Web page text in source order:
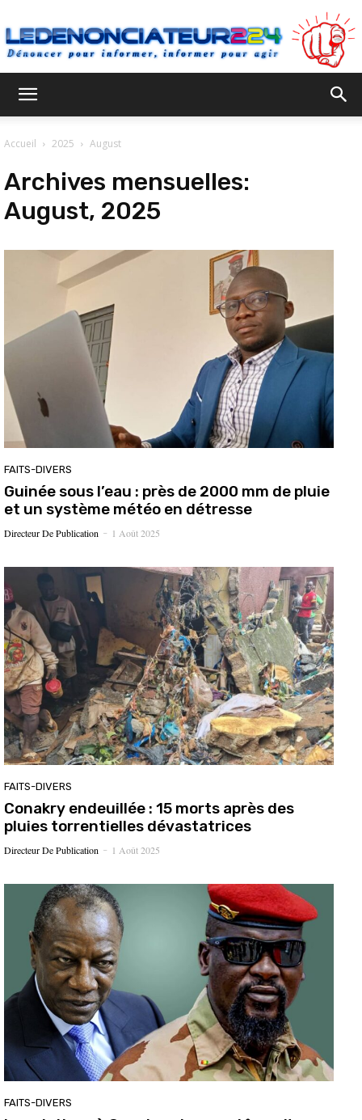
Accueil 2025 August
Archives mensuelles:
August, 2025
FAITS-DIVERS
Guinée sous l’eau : près de 2000 mm de pluie
et un système météo en détresse
Directeur De Publication - 1 Août 2025
FAITS-DIVERS
Conakry endeuillée : 15 morts après des
pluies torrentielles dévastatrices
Directeur De Publication - 1 Août 2025
FAITS-DIVERS